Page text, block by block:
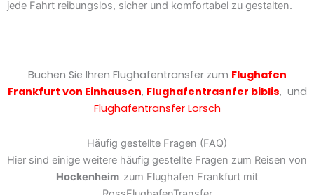
jede Fahrt reibungslos, sicher und komfortabel zu gestalten.
Buchen Sie Ihren Flughafentransfer zum Flughafen
Frankfurt von Einhausen, Flughafentrasnfer biblis, und
Flughafentransfer Lorsch
Häufig gestellte Fragen (FAQ)
Hier sind einige weitere häufig gestellte Fragen zum Reisen von
Hockenheim zum Flughafen Frankfurt mit